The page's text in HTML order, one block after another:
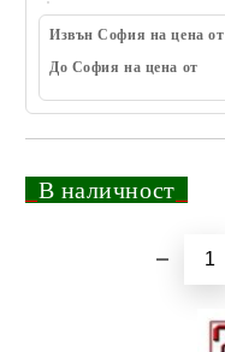
Извън София на цена от
До София на цена от
В наличност